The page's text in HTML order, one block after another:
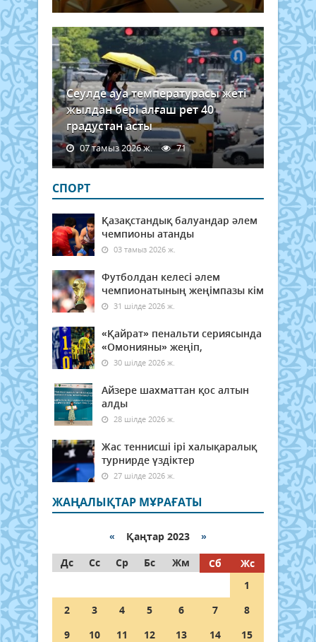
Сеулде ауа температурасы жеті
жылдан бері алғаш рет 40
градустан асты
07 тамыз 2026 ж. 71
СПОРТ
Қазақстандық балуандар әлем
чемпионы атанды
03 тамыз 2026 ж.
Футболдан келесі әлем
чемпионатының жеңімпазы кім
31 шілде 2026 ж.
«Қайрат» пенальти сериясында
«Омонияны» жеңіп,
30 шілде 2026 ж.
Айзере шахматтан қос алтын
алды
28 шілде 2026 ж.
Жас теннисші ірі халықаралық
турнирде үздіктер
27 шілде 2026 ж.
ЖАҢАЛЫҚТАР МҰРАҒАТЫ
« Қаңтар 2023 »
Дс
Сс Ср Бс Жм Сб
Жс
1
2
3 4 5 6 7
8
9
10 11 12 13 14
15